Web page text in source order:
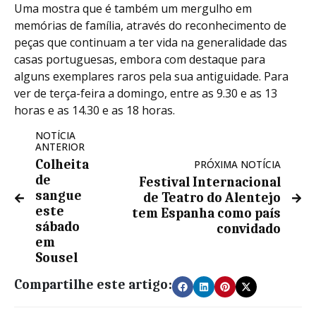
Uma mostra que é também um mergulho em
memórias de família, através do reconhecimento de
peças que continuam a ter vida na generalidade das
casas portuguesas, embora com destaque para
alguns exemplares raros pela sua antiguidade. Para
ver de terça-feira a domingo, entre as 9.30 e as 13
horas e as 14.30 e as 18 horas.
NOTÍCIA
ANTERIOR
Colheita
de
sangue
este
sábado
em
Sousel
PRÓXIMA NOTÍCIA
Festival Internacional
de Teatro do Alentejo
tem Espanha como país
convidado
Compartilhe este artigo: